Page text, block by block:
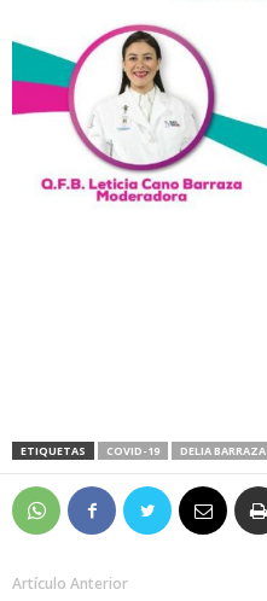
ETIQUETAS COVID-19 DELIA BARRAZA
Artículo Anterior